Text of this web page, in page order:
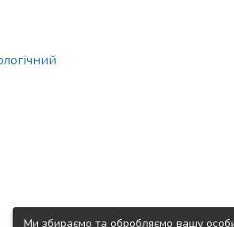
Ми збираємо та обробляємо вашу